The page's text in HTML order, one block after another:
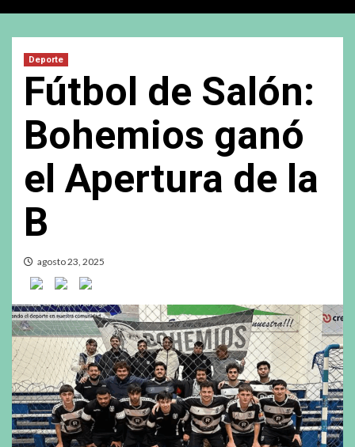
Deporte
Fútbol de Salón:
Bohemios ganó
el Apertura de la
B
agosto 23, 2025